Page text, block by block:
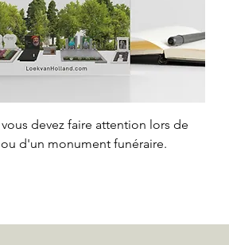
devez faire attention lors de
d'un monument funéraire.